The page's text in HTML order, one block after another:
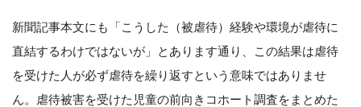
新聞記事本文にも「こうした（被虐待）経験や環境が虐待に
直結するわけではないが」とあります通り、この結果は虐待
を受けた人が必ず虐待を繰り返すという意味ではありませ
ん。虐待被害を受けた児童の前向きコホート調査をまとめた